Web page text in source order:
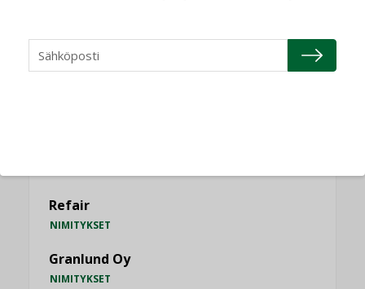
Refair
NIMITYKSET
Granlund Oy
NIMITYKSET